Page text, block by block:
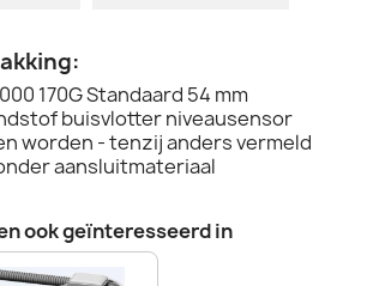
170G Standaard 54 mm
buisvlotter niveausensor
worden - tenzij anders vermeld
aansluitmateriaal
ook geïnteresseerd in